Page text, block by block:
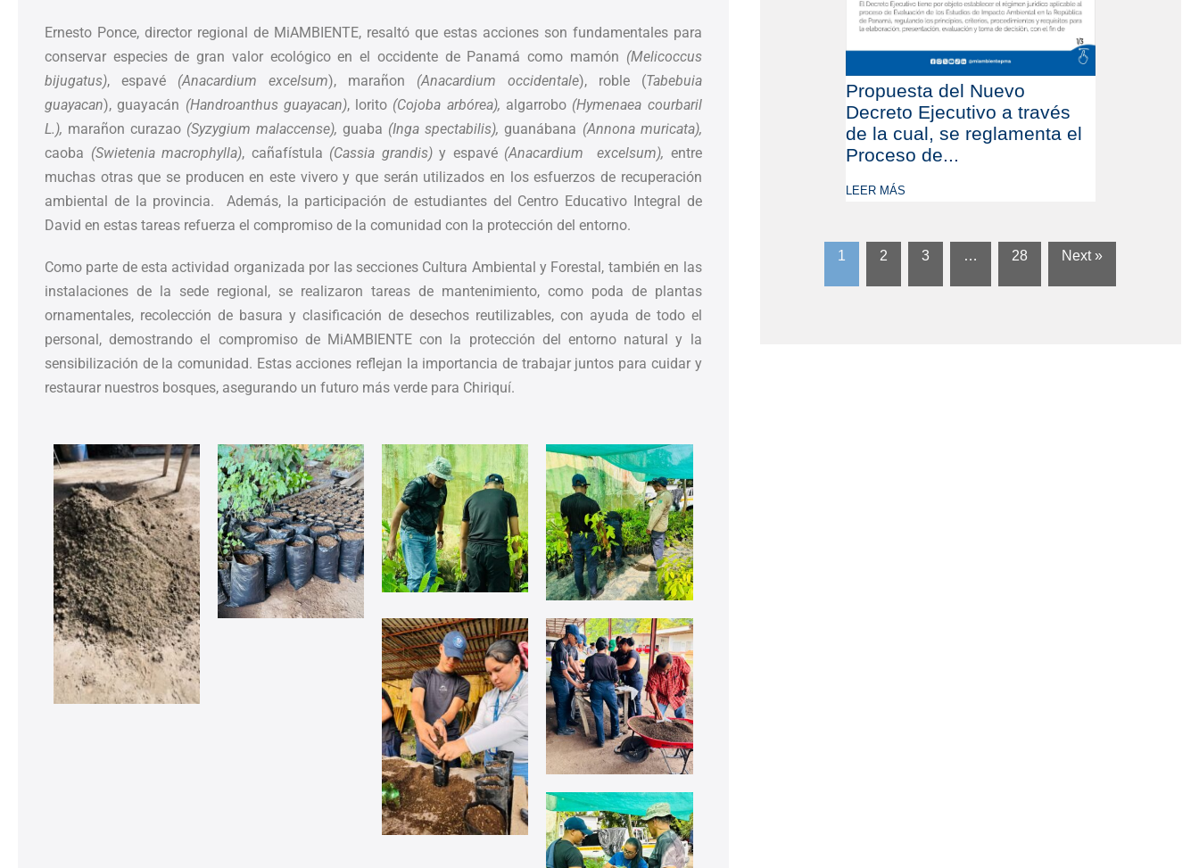
Ernesto Ponce, director regional de MiAMBIENTE, resaltó que estas acciones son fundamentales para
conservar especies de gran valor ecológico en el occidente de Panamá como mamón (Melicoccus
bijugatus), espavé (Anacardium excelsum), marañon (Anacardium occidentale), roble (Tabebuia
guayacan), guayacán (Handroanthus guayacan), lorito (Cojoba arbórea), algarrobo (Hymenaea courbaril
L.), marañon curazao (Syzygium malaccense), guaba (Inga spectabilis), guanábana (Annona muricata),
caoba (Swietenia macrophylla), cañafístula (Cassia grandis)y espavé (Anacardium excelsum), entre
muchas otras que se producen en este vivero y que serán utilizados en los esfuerzos de recuperación
ambiental de la provincia. Además, la participación de estudiantes del Centro Educativo Integral de
David en estas tareas refuerza el compromiso de la comunidad con la protección del entorno.
Como parte de esta actividad organizada por las secciones Cultura Ambiental y Forestal, también en las
instalaciones de la sede regional, se realizaron tareas de mantenimiento, como poda de plantas
ornamentales, recolección de basura y clasificación de desechos reutilizables, con ayuda de todo el
personal, demostrando el compromiso de MiAMBIENTE con la protección del entorno natural y la
sensibilización de la comunidad. Estas acciones reflejan la importancia de trabajar juntos para cuidar y
restaurar nuestros bosques, asegurando un futuro más verde para Chiriquí.
Propuesta del Nuevo
Decreto Ejecutivo a través
de la cual, se reglamenta el
Proceso de...
LEER MÁS
1 2 3 … 28 Next »